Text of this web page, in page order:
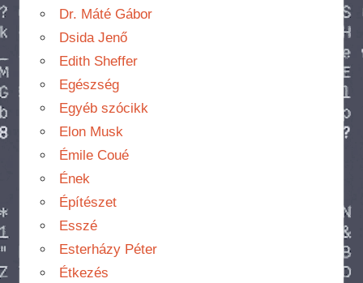
Dr. Máté Gábor
Dsida Jenő
Edith Sheffer
Egészség
Egyéb szócikk
Elon Musk
Émile Coué
Ének
Építészet
Esszé
Esterházy Péter
Étkezés